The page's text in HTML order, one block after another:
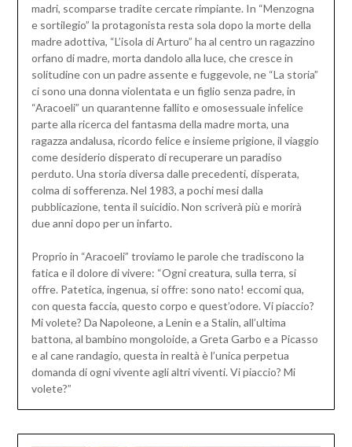
madri, scomparse tradite cercate rimpiante. In “Menzogna
e sortilegio” la protagonista resta sola dopo la morte della
madre adottiva, “L’isola di Arturo” ha al centro un ragazzino
orfano di madre, morta dandolo alla luce, che cresce in
solitudine con un padre assente e fuggevole, ne “La storia”
ci sono una donna violentata e un figlio senza padre, in
“Aracoeli” un quarantenne fallito e omosessuale infelice
parte alla ricerca del fantasma della madre morta, una
ragazza andalusa, ricordo felice e insieme prigione, il viaggio
come desiderio disperato di recuperare un paradiso
perduto. Una storia diversa dalle precedenti, disperata,
colma di sofferenza. Nel 1983, a pochi mesi dalla
pubblicazione, tenta il suicidio. Non scriverà più e morirà
due anni dopo per un infarto.
Proprio in “Aracoeli” troviamo le parole che tradiscono la
fatica e il dolore di vivere: “Ogni creatura, sulla terra, si
offre. Patetica, ingenua, si offre: sono nato! eccomi qua,
con questa faccia, questo corpo e quest’odore. Vi piaccio?
Mi volete? Da Napoleone, a Lenin e a Stalin, all’ultima
battona, al bambino mongoloide, a Greta Garbo e a Picasso
e al cane randagio, questa in realtà è l’unica perpetua
domanda di ogni vivente agli altri viventi. Vi piaccio? Mi
volete?”